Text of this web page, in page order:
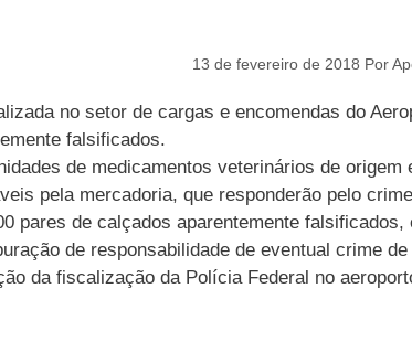
13 de fevereiro de 2018 Por
no setor de cargas e encomendas do
falsificados.
de medicamentos veterinários de
pela mercadoria, que responderão pelo
pares de calçados aparentemente
de responsabilidade de eventual crime
da fiscalização da Polícia Federal no